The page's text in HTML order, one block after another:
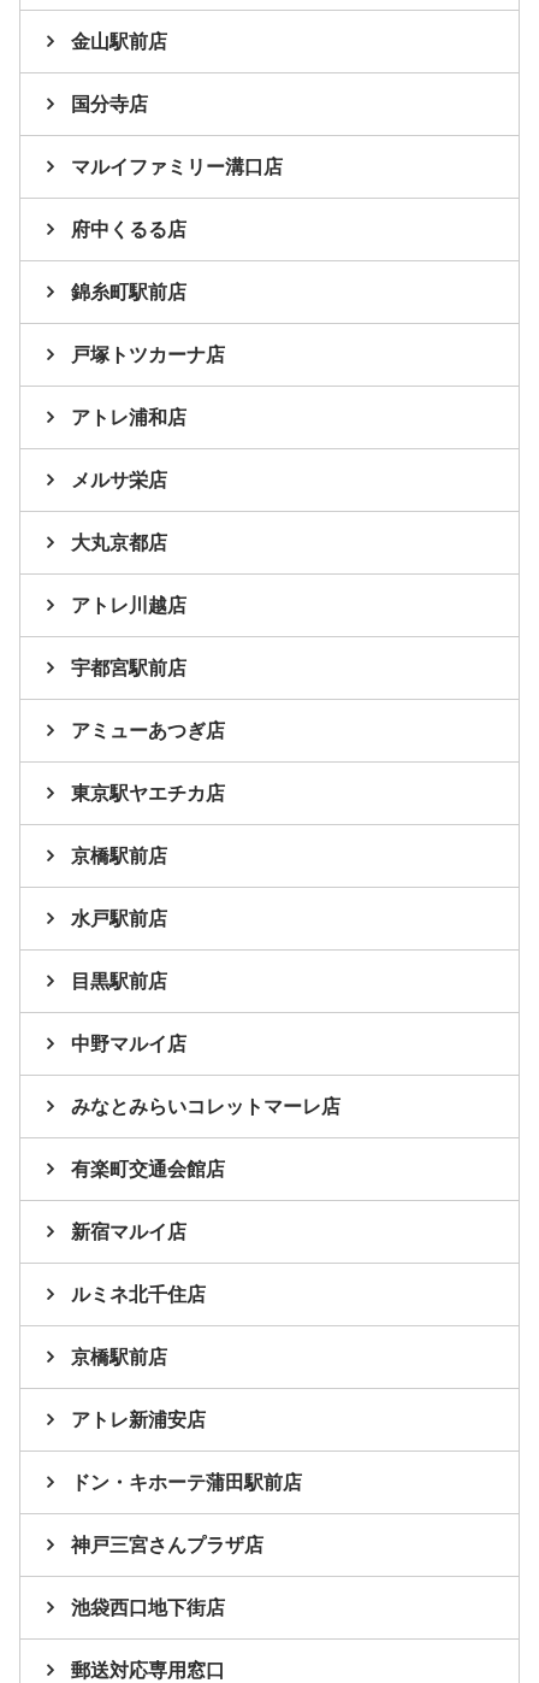
金山駅前店
国分寺店
マルイファミリー溝口店
府中くるる店
錦糸町駅前店
戸塚トツカーナ店
アトレ浦和店
メルサ栄店
大丸京都店
アトレ川越店
宇都宮駅前店
アミューあつぎ店
東京駅ヤエチカ店
京橋駅前店
水戸駅前店
目黒駅前店
中野マルイ店
みなとみらいコレットマーレ店
有楽町交通会館店
新宿マルイ店
ルミネ北千住店
京橋駅前店
アトレ新浦安店
ドン・キホーテ蒲田駅前店
神戸三宮さんプラザ店
池袋西口地下街店
郵送対応専用窓口